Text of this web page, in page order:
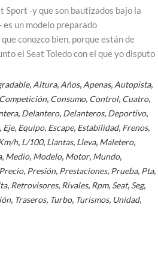
Sport -y que son bautizados bajo la
es un modelo preparado
conozco bien, porque están de
el Seat Toledo con el que yo disputo
, Altura, Años, Apenas, Autopista,
Competición, Consumo, Control, Cuatro,
, Delantero, Delanteros, Deportivo,
, Eje, Equipo, Escape, Estabilidad, Frenos,
h, L/100, Llantas, Lleva, Maletero,
, Medio, Modelo, Motor, Mundo,
Precio, Presión, Prestaciones, Prueba, Pta,
, Retrovisores, Rivales, Rpm, Seat, Seg,
, Traseros, Turbo, Turismos, Unidad,